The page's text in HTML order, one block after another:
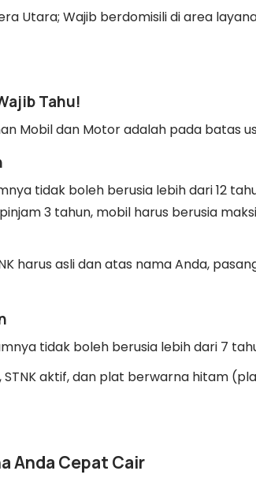
Utara; Wajib berdomisili di area
Tahu!
Mobil dan Motor adalah pada batas
tidak boleh berusia lebih dari 12
3 tahun, mobil harus berusia
harus asli dan atas nama Anda,
tidak boleh berusia lebih dari 7
STNK aktif, dan plat berwarna hitam
Anda Cepat Cair